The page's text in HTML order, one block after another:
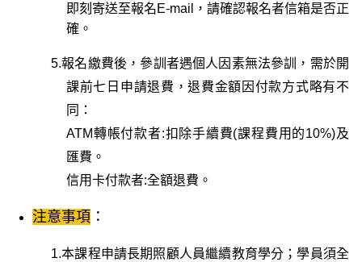
即刻寄送至報名E-mail，請確認報名者信箱是否正
確。
5.報名繳費後，參訓者遇個人因素無法參訓，需於開
課前七日申請退費，退費金額因付款方式略有不
同：
ATM轉帳付款者:扣除手續費(課程費用的10%)及
匯費。
信用卡付款者:全額退費。
注意事項 ：
1.本課程申請長期照顧人員繼續教育學分；學員須全